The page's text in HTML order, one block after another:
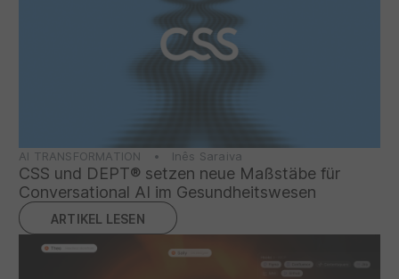
AI TRANSFORMATION • Inês Saraiva
CSS und DEPT® setzen neue Maßstäbe für
Conversational AI im Gesundheitswesen
ARTIKEL LESEN